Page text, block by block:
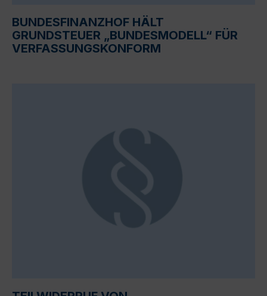
BUNDESFINANZHOF HÄLT
GRUNDSTEUER „BUNDESMODELL“ FÜR
VERFASSUNGSKONFORM